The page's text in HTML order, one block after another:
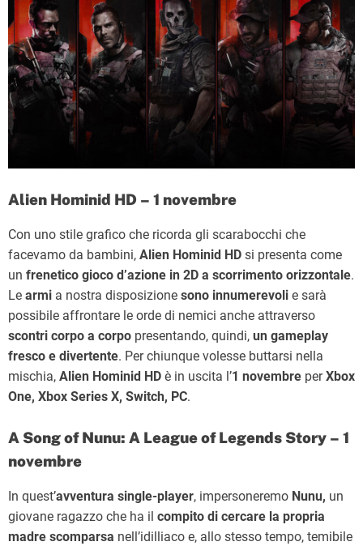
Alien Hominid HD – 1 novembre
Con uno stile grafico che ricorda gli scarabocchi che
facevamo da bambini, Alien Hominid HD si presenta come
un frenetico gioco d’azione in 2D a scorrimento orizzontale.
Le armi a nostra disposizione sono innumerevoli e sarà
possibile affrontare le orde di nemici anche attraverso
scontri corpo a corpo presentando, quindi, un gameplay
fresco e divertente. Per chiunque volesse buttarsi nella
mischia, Alien Hominid HD è in uscita l’1 novembre perXbox
One, Xbox Series X, Switch, PC.
A Song of Nunu: A League of Legends Story – 1
novembre
In quest’avventura single-player, impersoneremo Nunu, un
giovane ragazzo che ha il compito di cercare la propria
madre scomparsa nell’idilliaco e, allo stesso tempo, temibile